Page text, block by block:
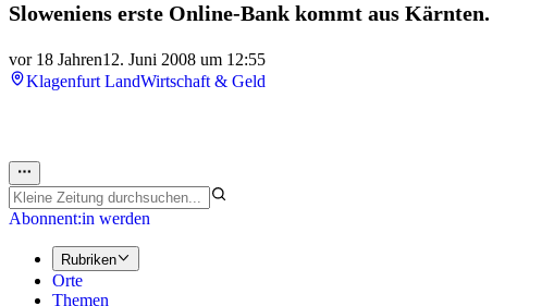
Sloweniens erste Online-Bank kommt aus Kärnten.
vor 18 Jahren12. Juni 2008 um 12:55
Klagenfurt LandWirtschaft & Geld
Abonnent:in werden
Rubriken
Orte
Themen